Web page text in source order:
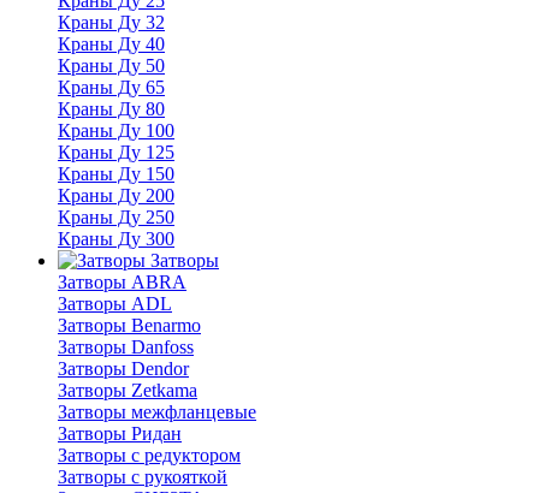
Краны Ду 32
Краны Ду 40
Краны Ду 50
Краны Ду 65
Краны Ду 80
Краны Ду 100
Краны Ду 125
Краны Ду 150
Краны Ду 200
Краны Ду 250
Краны Ду 300
Затворы
Затворы ABRA
Затворы ADL
Затворы Benarmo
Затворы Danfoss
Затворы Dendor
Затворы Zetkama
Затворы межфланцевые
Затворы Ридан
Затворы с редуктором
Затворы с рукояткой